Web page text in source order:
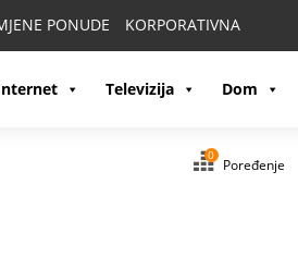
PONUDE KORPORATIVNA
Televizija Dom
0
Poređenje